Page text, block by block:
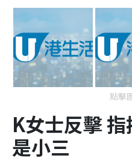
點擊
K女士反擊 指
是小三